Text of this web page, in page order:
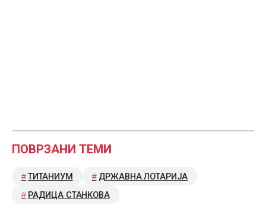
ПОВРЗАНИ ТЕМИ
ТИТАНИУМ
ДРЖАВНА ЛОТАРИЈА
РАДИЦА СТАНКОВА